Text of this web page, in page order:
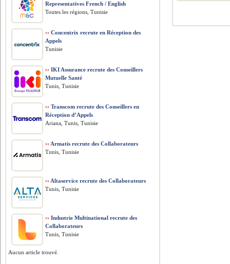
Representatives French / English
Toutes les régions, Tunisie
›› Concentrix recrute en Réception des
Appels
Tunisie
›› IKI Assurance recrute des Conseillers
Mutuelle Santé
Tunis, Tunisie
›› Transcom recrute des Conseillers en
Réception d’Appels
Ariana, Tunis, Tunisie
›› Armatis recrute des Collaborateurs
Tunis, Tunisie
›› Altaservice recrute des Collaborateurs
Tunis, Tunisie
›› Industrie Multinational recrute des
Collaborateurs
Tunis, Tunisie
Aucun article trouvé.